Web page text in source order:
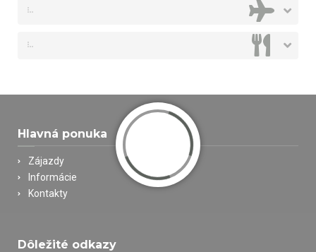
Hlavná ponuka
Zájazdy
Informácie
Kontakty
Dôležité odkazy